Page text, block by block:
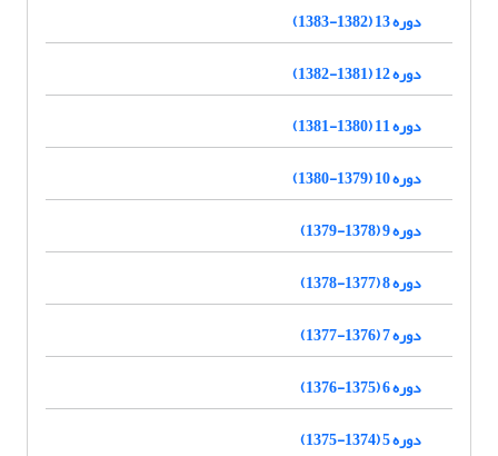
دوره 13 (1382-1383)
دوره 12 (1381-1382)
دوره 11 (1380-1381)
دوره 10 (1379-1380)
دوره 9 (1378-1379)
دوره 8 (1377-1378)
دوره 7 (1376-1377)
دوره 6 (1375-1376)
دوره 5 (1374-1375)